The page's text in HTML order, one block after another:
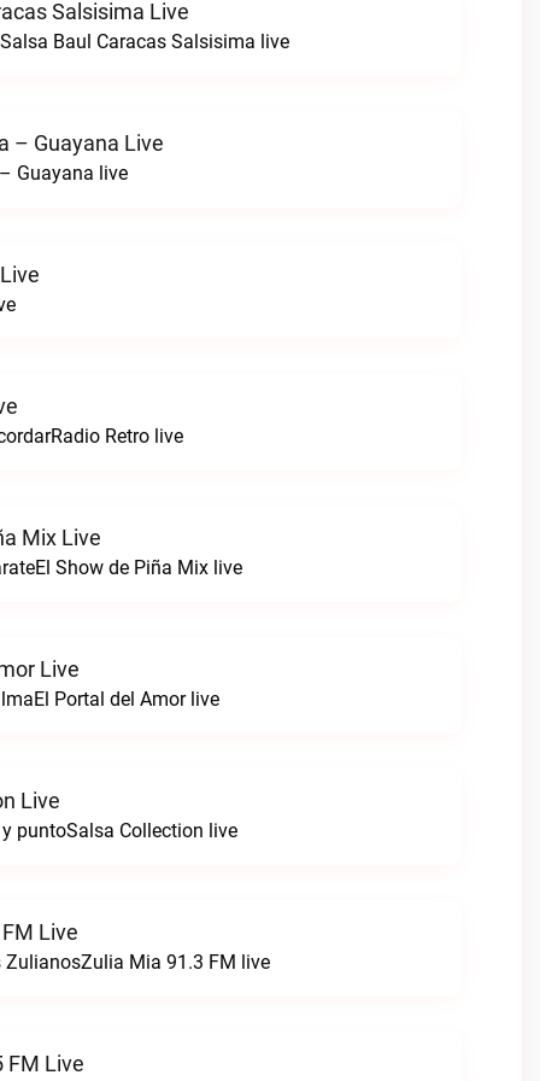
Salsisima Live
Baul Caracas Salsisima live
– Guayana Live
Guayana live
Retro live
Mix Live
Show de Piña Mix live
Live
Portal del Amor live
Live
puntoSalsa Collection live
Live
ZulianosZulia Mia 91.3 FM live
FM Live